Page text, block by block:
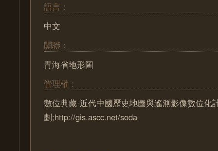
語言：
中文
關聯：
青海省地形圖
管理權：
數位典藏-近代中國歷史地圖與遙測影像數位化
劃;http://gis.ascc.net/soda